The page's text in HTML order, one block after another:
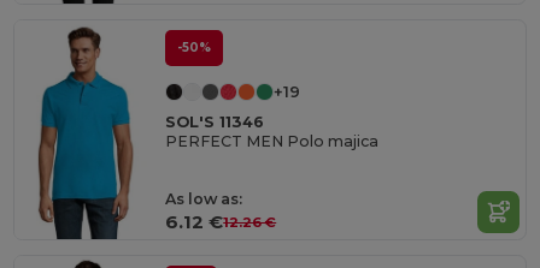
-50%
+19
SOL'S 11346
PERFECT MEN Polo majica
As low as:
6.12 €12.26 €